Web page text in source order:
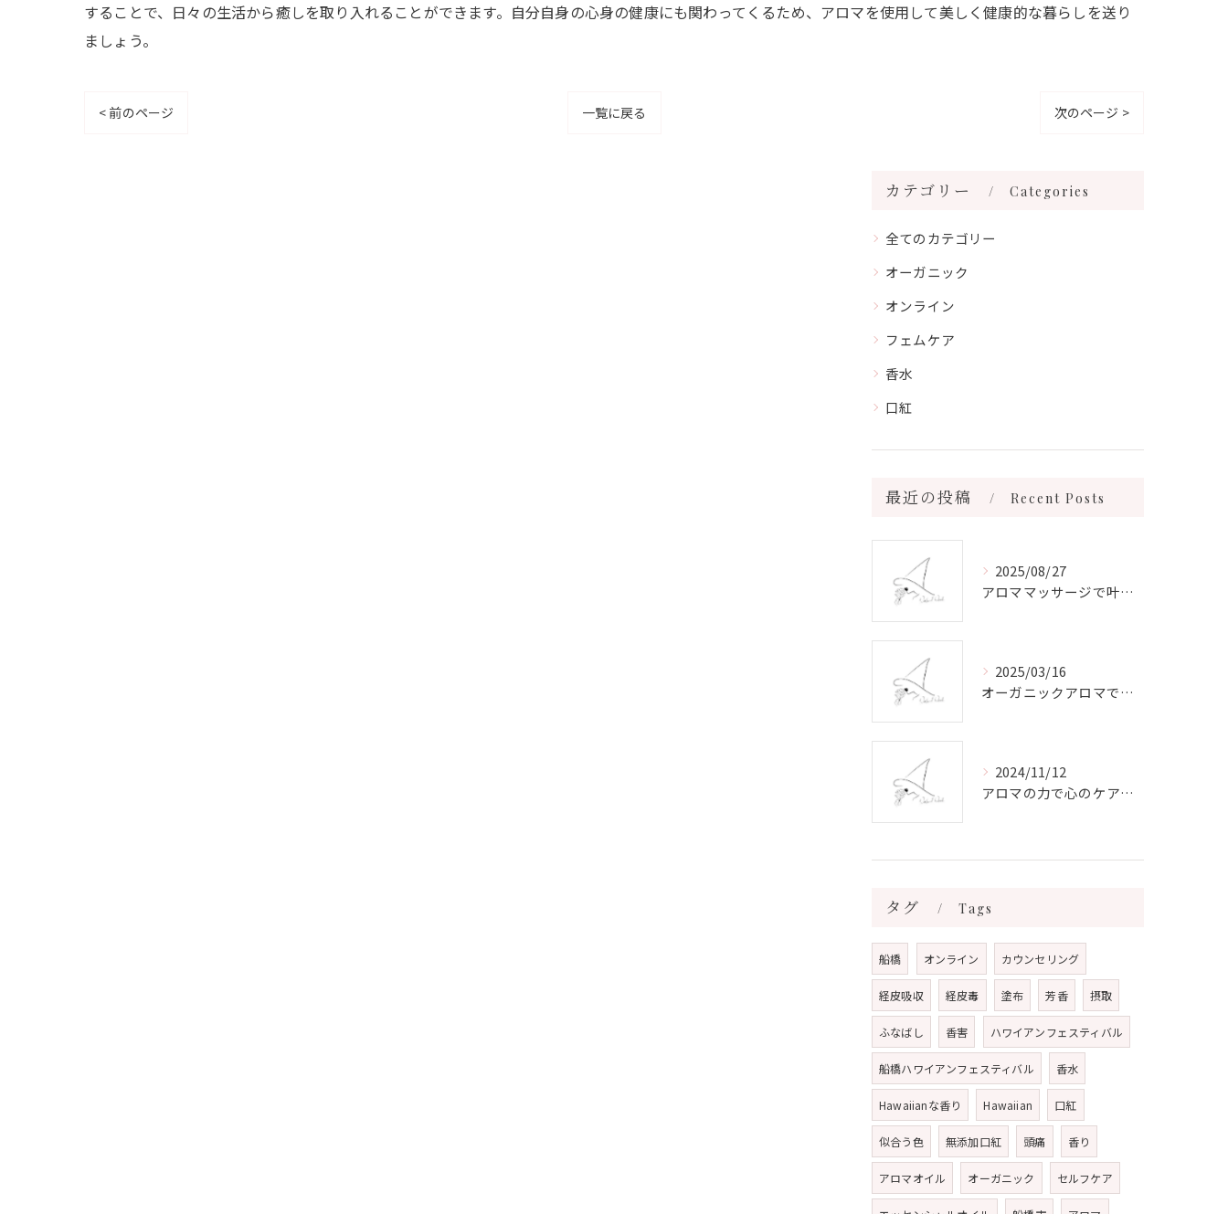
することで、日々の生活から癒しを取り入れることができます。自分自身の心身の健康にも関わってくるため、アロマを使用して美しく健康的な暮らしを送り
ましょう。
< 前のページ 一覧に戻る 次のページ >
カテゴリー Categories
全てのカテゴリー
オーガニック
オンライン
フェムケア
香水
口紅
最近の投稿 Recent Posts
2025/08/27
アロママッサージで叶える心身リラックスと健康維持の新習慣ガイド
2025/03/16
オーガニックアロマで心と体を癒す
2024/11/12
アロマの力で心のケアをする方法
タグ Tags
船橋 オンライン カウンセリング
経皮吸収 経皮毒 塗布 芳香 摂取
ふなばし 香害 ハワイアンフェスティバル
船橋ハワイアンフェスティバル 香水
Hawaiianな香り Hawaiian 口紅
似合う色 無添加口紅 頭痛 香り
アロマオイル オーガニック セルフケア